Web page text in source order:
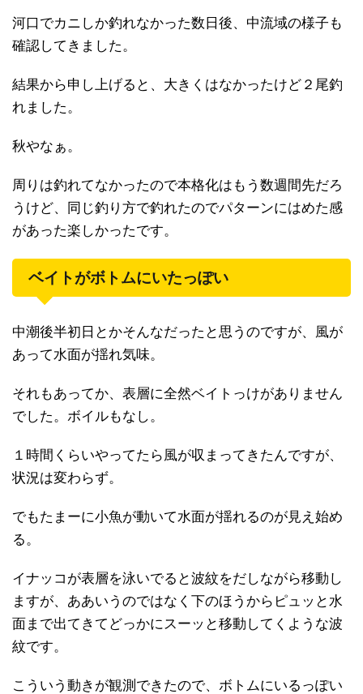
河口でカニしか釣れなかった数日後、中流域の様子も
確認してきました。
結果から申し上げると、大きくはなかったけど２尾釣
れました。
秋やなぁ。
周りは釣れてなかったので本格化はもう数週間先だろ
うけど、同じ釣り方で釣れたのでパターンにはめた感
があった楽しかったです。
ベイトがボトムにいたっぽい
中潮後半初日とかそんなだったと思うのですが、風が
あって水面が揺れ気味。
それもあってか、表層に全然ベイトっけがありません
でした。ボイルもなし。
１時間くらいやってたら風が収まってきたんですが、
状況は変わらず。
でもたまーに小魚が動いて水面が揺れるのが見え始め
る。
イナッコが表層を泳いでると波紋をだしながら移動し
ますが、ああいうのではなく下のほうからピュッと水
面まで出てきてどっかにスーッと移動してくような波
紋です。
こういう動きが観測できたので、ボトムにいるっぽい